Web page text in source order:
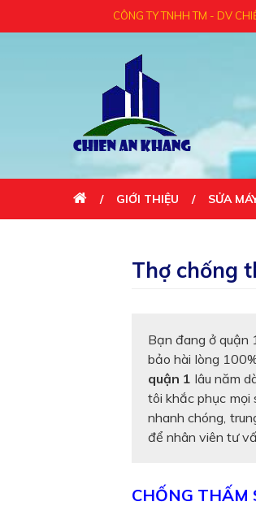
CÔNG TY TNHH TM - DV CHIẾN AN
GIỚI THIỆU SỬA
Thợ chống
Bạn đang ở quận
bảo hài lòng
quận 1 lâu năm
tôi khắc phục mọi
nhanh chóng,
để nhân viên tư
CHỐNG THẤM